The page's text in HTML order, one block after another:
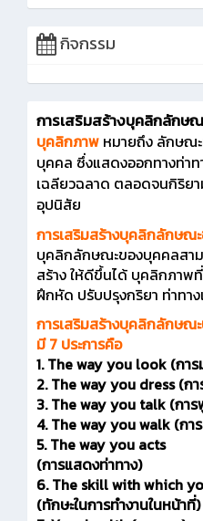
กิจกรรม
การเสริมสร้างบุคลิกลักษ
บุคลิกภาพ หมายถึง ลักษณะ
บุคคล ซึ่งแสดงออกทางท่า
เฉลียวฉลาด ตลอดจนกิริย
อุปนิสัย
การเสริมสร้างบุคลิกลักษณ
บุคลิกลักษณะของบุคคลสา
สร้าง ให้ดีขึ้นได้ บุคลิกภาพ
ฝึกหัด ปรับปรุงกริยา ท่าทา
การเสริมสร้างบุคลิกลักษณ
มี 7 ประการคือ
1. The way you look (การ
2. The way you dress (ก
3. The way you talk (กา
4. The way you walk (กา
5. The way you acts
(การแสดงท่าทาง)
6. The skill with which
(ทักษะในการทำงานในหน้าที่)